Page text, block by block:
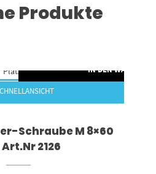
Produkte
IN DEN
Schraube M 8×60
2126